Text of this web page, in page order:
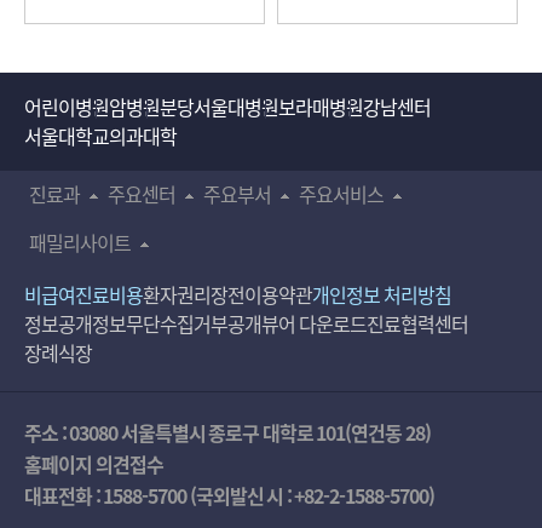
어린이병원암병원분당서울대병원보라매병원강남센터
서울대학교의과대학
진료과
주요센터 주요부서
주요서비스
패밀리사이트
비급여진료비용환자권리장전이용약관개인정보 처리방침
정보공개정보무단수집거부공개뷰어 다운로드진료협력센터
장례식장
주소 : 03080 서울특별시 종로구 대학로 101(연건동 28)
홈페이지 의견접수
대표전화 :1588-5700(국외발신 시 :+82-2-1588-5700)